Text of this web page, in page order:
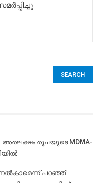
അരലക്ഷം രൂപയുടെ MDMA-
നൽകാമെന്ന് പറഞ്ഞ്